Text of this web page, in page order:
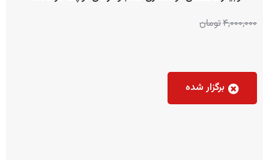
تومان4,000,000
برگزار شده